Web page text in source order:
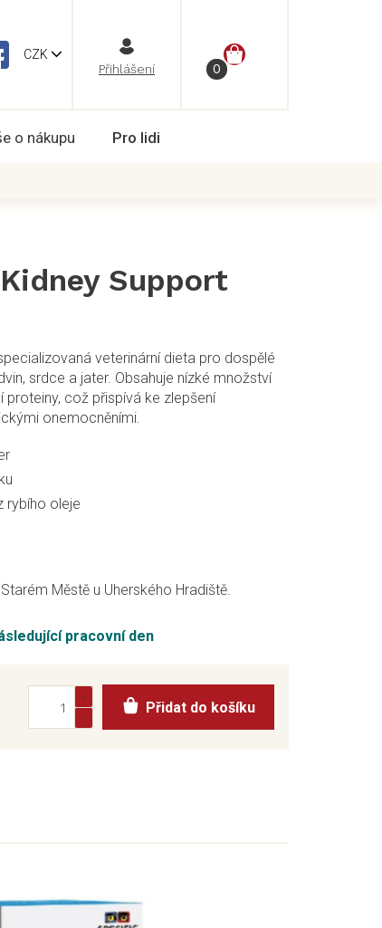
CZK
NÁKUPNÍ
o nákupu Pro lidi
pracovní den
veterinární dieta pro dospělé
srdce a jater. Obsahuje nízké množství
což přispívá ke zlepšení
onemocněními.
rybího oleje
Městě u Uherského Hradiště.
Support
Přidat do košíku